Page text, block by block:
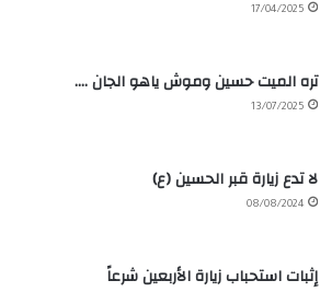
17/04/2025
تره الميت حسين وموش ياهو الجان ….
13/07/2025
لا تدع زيارة قبر الحسين (ع)
08/08/2024
إثبات استحباب زيارة الأربعين شرعاً